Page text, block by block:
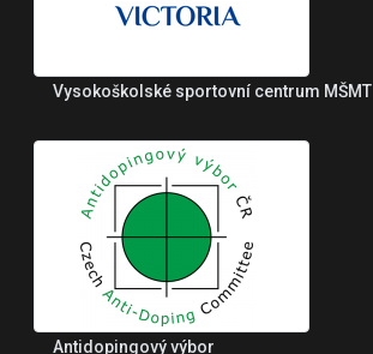
Vysokoškolské sportovní centrum MŠMT
Antidopingový výbor